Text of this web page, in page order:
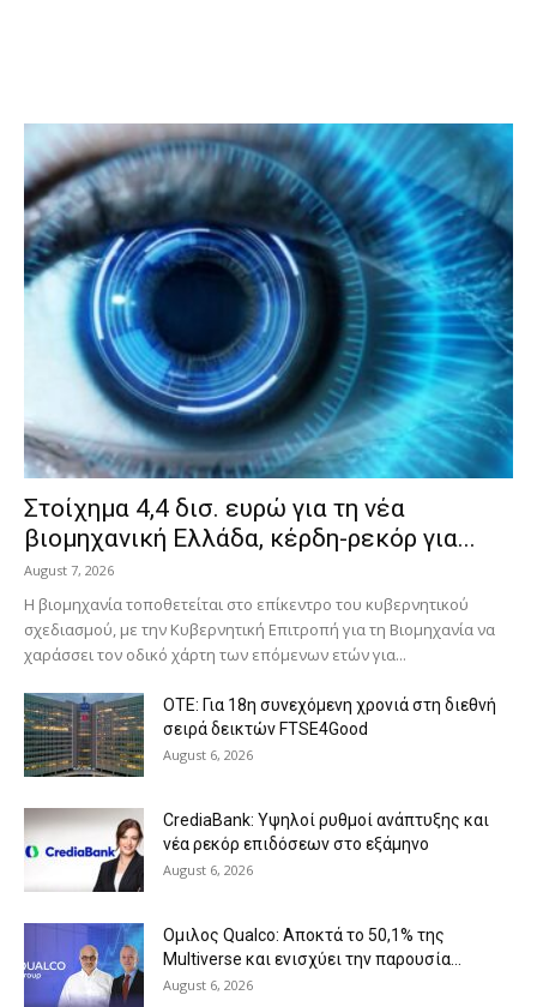
Στοίχημα 4,4 δισ. ευρώ για τη νέα
βιομηχανική Ελλάδα, κέρδη-ρεκόρ για...
August 7, 2026
Η βιομηχανία τοποθετείται στο επίκεντρο του κυβερνητικού
σχεδιασμού, με την Κυβερνητική Επιτροπή για τη Βιομηχανία να
χαράσσει τον οδικό χάρτη των επόμενων ετών για...
ΟΤΕ: Για 18η συνεχόμενη χρονιά στη διεθνή
σειρά δεικτών FTSE4Good
August 6, 2026
CrediaBank: Υψηλοί ρυθμοί ανάπτυξης και
νέα ρεκόρ επιδόσεων στο εξάμηνο
August 6, 2026
Ομιλος Qualco: Αποκτά το 50,1% της
Multiverse και ενισχύει την παρουσία...
August 6, 2026